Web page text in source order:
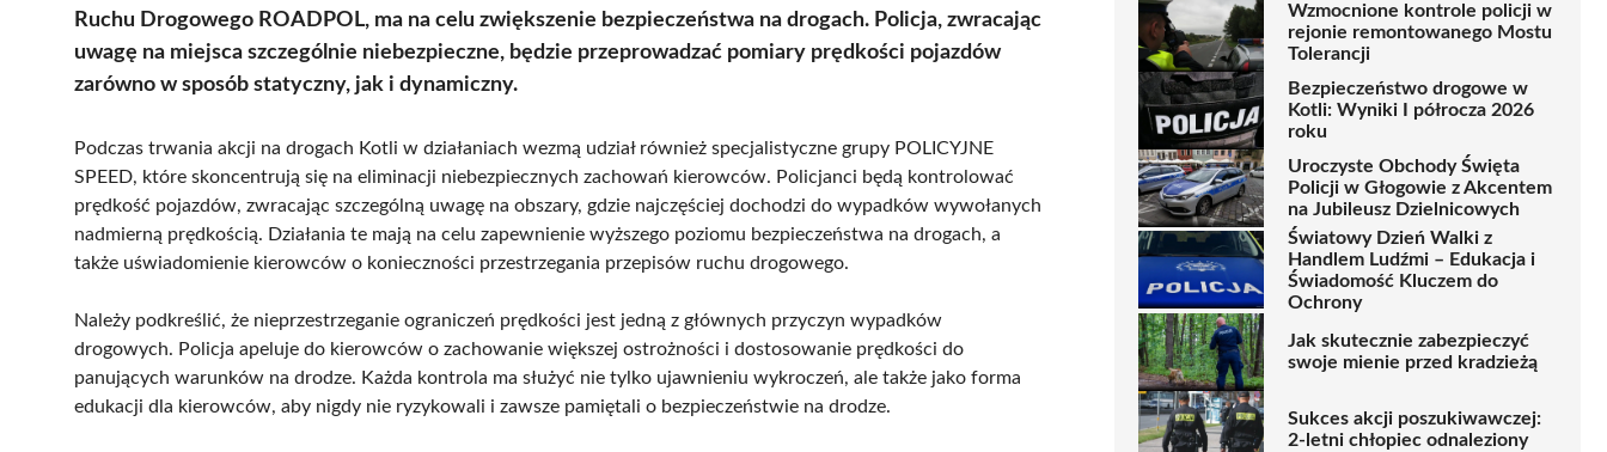
Ruchu Drogowego ROADPOL, ma na celu zwiększenie bezpieczeństwa na drogach. Policja, zwracając
uwagę na miejsca szczególnie niebezpieczne, będzie przeprowadzać pomiary prędkości pojazdów
zarówno w sposób statyczny, jak i dynamiczny.
Podczas trwania akcji na drogach Kotli w działaniach wezmą udział również specjalistyczne grupy POLICYJNE
SPEED, które skoncentrują się na eliminacji niebezpiecznych zachowań kierowców. Policjanci będą kontrolować
prędkość pojazdów, zwracając szczególną uwagę na obszary, gdzie najczęściej dochodzi do wypadków wywołanych
nadmierną prędkością. Działania te mają na celu zapewnienie wyższego poziomu bezpieczeństwa na drogach, a
także uświadomienie kierowców o konieczności przestrzegania przepisów ruchu drogowego.
Należy podkreślić, że nieprzestrzeganie ograniczeń prędkości jest jedną z głównych przyczyn wypadków
drogowych. Policja apeluje do kierowców o zachowanie większej ostrożności i dostosowanie prędkości do
panujących warunków na drodze. Każda kontrola ma służyć nie tylko ujawnieniu wykroczeń, ale także jako forma
edukacji dla kierowców, aby nigdy nie ryzykowali i zawsze pamiętali o bezpieczeństwie na drodze.
Wzmocnione kontrole policji w
rejonie remontowanego Mostu
Tolerancji
Bezpieczeństwo drogowe w
Kotli: Wyniki I półrocza 2026
roku
Uroczyste Obchody Święta
Policji w Głogowie z Akcentem
na Jubileusz Dzielnicowych
Światowy Dzień Walki z
Handlem Ludźmi – Edukacja i
Świadomość Kluczem do
Ochrony
Jak skutecznie zabezpieczyć
swoje mienie przed kradzieżą
Sukces akcji poszukiwawczej:
2-letni chłopiec odnaleziony